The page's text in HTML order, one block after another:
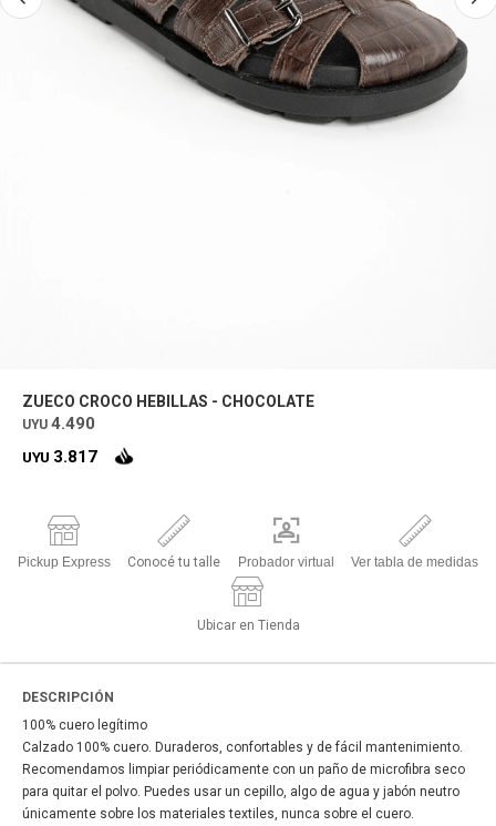
ZUECO CROCO HEBILLAS - CHOCOLATE
UYU 4.490
UYU 3.817
Pickup Express Conocé tu talle Probador virtual Ver tabla de medidas
Ubicar en Tienda
DESCRIPCIÓN
100% cuero legítimo
Calzado 100% cuero. Duraderos, confortables y de fácil mantenimiento.
Recomendamos limpiar periódicamente con un paño de microfibra seco
para quitar el polvo. Puedes usar un cepillo, algo de agua y jabón neutro
únicamente sobre los materiales textiles, nunca sobre el cuero.